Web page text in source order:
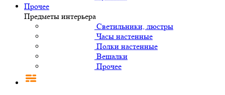
Прочее
Предметы интерьера
Светильники, люстры
Часы настенные
Полки настенные
Вешалки
Прочее